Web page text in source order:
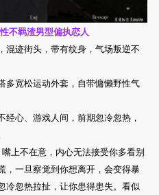
不羁渣男型偏执恋人
混迹街头，带有纹身，气场叛逆不
多宽松运动外套，自带慵懒野性气
心、游戏人间，前期忽冷忽热，
上不在意，内心无法接受你多看别
，一旦察觉到你想离开，会变得暴
冷忽热拉扯，让你患得患失。看似